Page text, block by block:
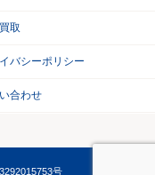
取
バシーポリシー
合わせ
号